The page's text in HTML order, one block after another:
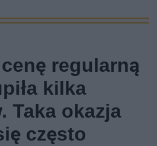
regularną
kilka
Taka okazja
często